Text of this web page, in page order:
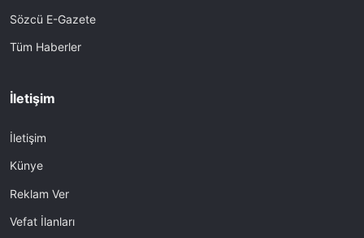
Sözcü E-Gazete
Tüm Haberler
İletişim
İletişim
Künye
Reklam Ver
Vefat İlanları